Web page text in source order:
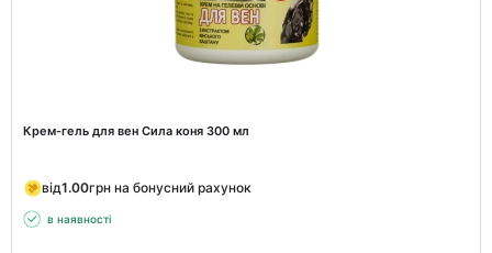
Крем-гель для вен Сила коня 300 мл
від1.00грн на бонусний рахунок
в наявності